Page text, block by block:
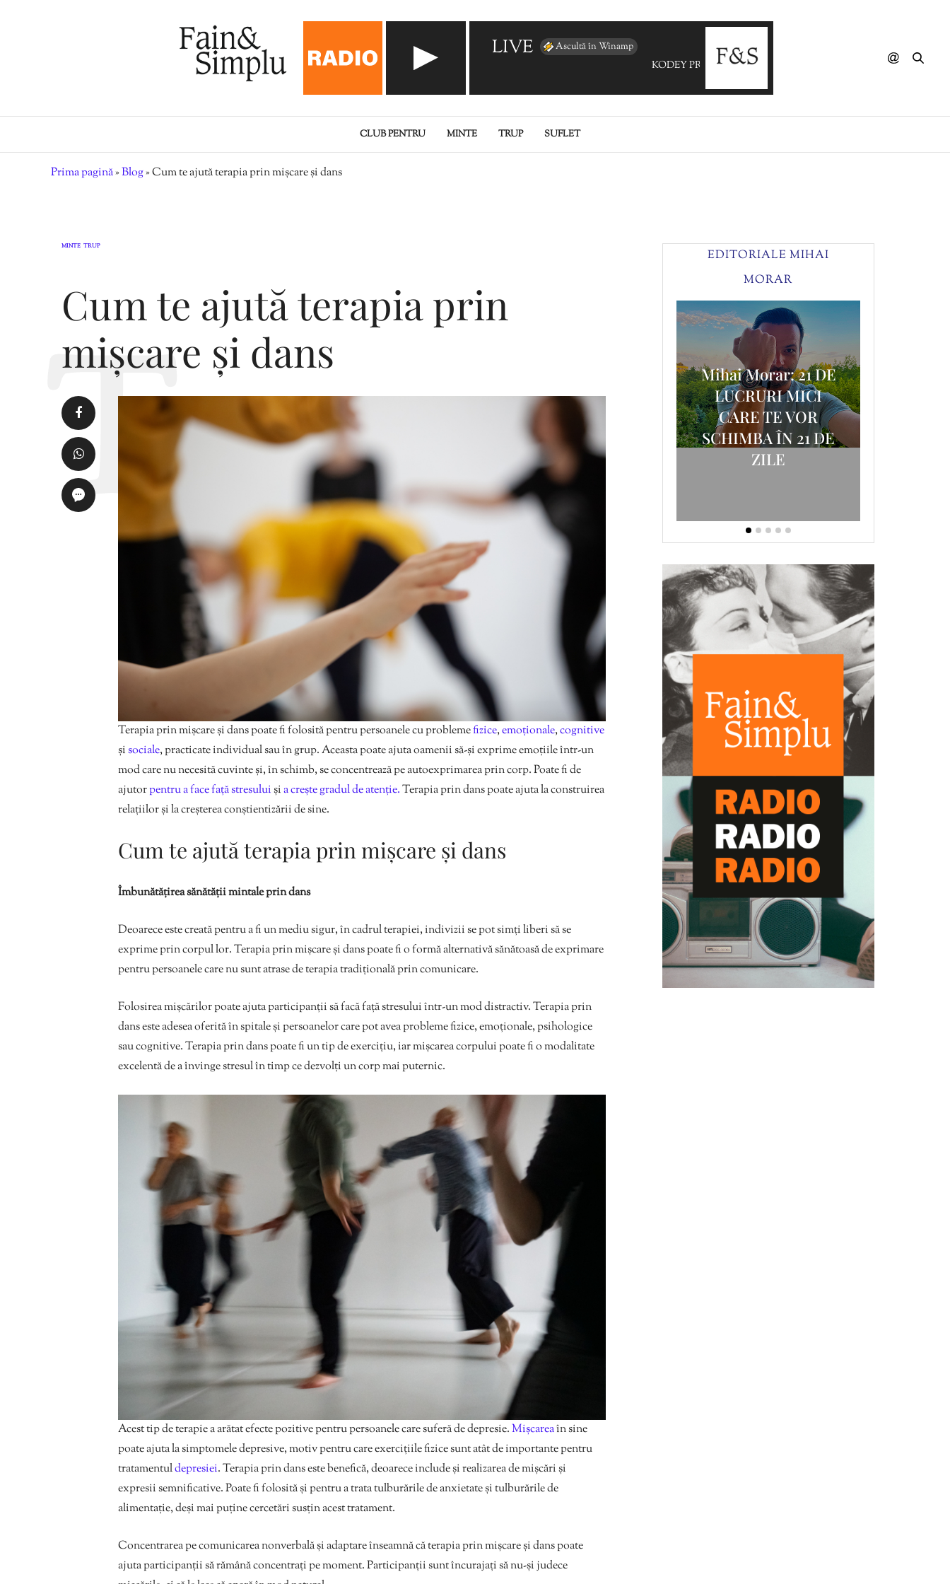
LIVE Ascultă în Winamp
KODEY PREWITT - Me+You
CLUB PENTRU MINTE TRUP SUFLET
Prima pagină»Blog»Cum te ajută terapia prin mișcare și dans
MINTE TRUP
Cum te ajută terapia prin
mișcare și dans
Terapia prin mișcare și dans poate fi folosită pentru persoanele cu problemefizice,emoționale,cognitive
șisociale, practicate individual sau în grup. Aceasta poate ajuta oamenii să-și exprime emoțiile într-un
mod care nu necesită cuvinte și, în schimb, se concentrează pe autoexprimarea prin corp. Poate fi de
ajutorpentru a face față stresuluișia crește gradul de atenție.Terapia prin dans poate ajuta la construirea
relațiilor și la creșterea conștientizării de sine.
Cum te ajută terapia prin mișcare și dans
Îmbunătățirea sănătății mintale prin dans
Deoarece este creată pentru a fi un mediu sigur, în cadrul terapiei, indivizii se pot simți liberi să se
exprime prin corpul lor. Terapia prin mișcare și dans poate fi o formă alternativă sănătoasă de exprimare
pentru persoanele care nu sunt atrase de terapia tradițională prin comunicare.
Folosirea mișcărilor poate ajuta participanții să facă față stresului într-un mod distractiv. Terapia prin
dans este adesea oferită în spitale și persoanelor care pot avea probleme fizice, emoționale, psihologice
sau cognitive. Terapia prin dans poate fi un tip de exercițiu, iar mișcarea corpului poate fi o modalitate
excelentă de a învinge stresul în timp ce dezvolți un corp mai puternic.
Acest tip de terapie a arătat efecte pozitive pentru persoanele care suferă de depresie.Mișcareaîn sine
poate ajuta la simptomele depresive, motiv pentru care exercițiile fizice sunt atât de importante pentru
tratamentuldepresiei. Terapia prin dans este benefică, deoarece include și realizarea de mișcări și
expresii semnificative. Poate fi folosită și pentru a trata tulburările de anxietate și tulburările de
alimentație, deși mai puține cercetări susțin acest tratament.
Concentrarea pe comunicarea nonverbală și adaptare înseamnă că terapia prin mișcare și dans poate
ajuta participanții să rămână concentrați pe moment. Participanții sunt încurajați să nu-și judece
EDITORIALE MIHAI
MORAR
Morar: CUM L-AM
SALVAT PE FĂT-
FRUMOS
Mihai Morar: 21 DE
LUCRURI MICI
CARE TE VOR
SCHIMBA ÎN 21 DE
ZILE